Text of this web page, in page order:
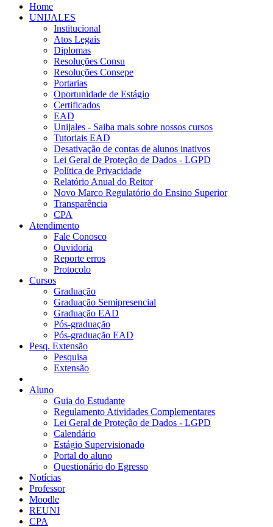
Home
UNIJALES
Institucional
Atos Legais
Diplomas
Resoluções Consu
Resoluções Consepe
Portarias
Oportunidade de Estágio
Certificados
EAD
Unijales - Saiba mais sobre nossos cursos
Tutoriais EAD
Desativação de contas de alunos inativos
Lei Geral de Proteção de Dados - LGPD
Política de Privacidade
Relatório Anual do Reitor
Novo Marco Regulatório do Ensino Superior
Transparência
CPA
Atendimento
Fale Conosco
Ouvidoria
Reporte erros
Protocolo
Cursos
Graduação
Graduação Semipresencial
Graduação EAD
Pós-graduação
Pós-graduação EAD
Pesq. Extensão
Pesquisa
Extensão
Aluno
Guia do Estudante
Regulamento Atividades Complementares
Lei Geral de Proteção de Dados - LGPD
Calendário
Estágio Supervisionado
Portal do aluno
Questionário do Egresso
Notícias
Professor
Moodle
REUNI
CPA